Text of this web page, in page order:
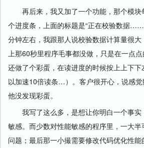
再后来，我又加了一个功能，那个模块
个进度条，上面的标题是“正在校验数据
分钟左右，我跟那人说校验数据计算量很
上那60秒里程序毛事都没做，只是在一点
还做了个彩蛋，在读进度的时候按上上下
以加速10倍读条…）。客户很开心，说感觉
他没发现彩蛋。
我写了这么多，是想让你明白一个事实
敏感。而少数对性能敏感的程序里，一大
问题；最后那一小撮需要修改代码优化性